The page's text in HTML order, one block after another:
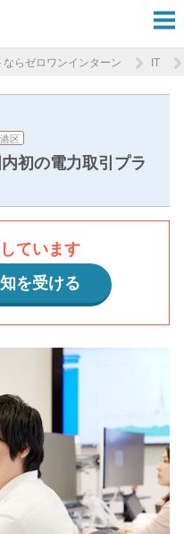
らゼロワンインターン IT
港区
初の電力取引プラ
ています
を受ける